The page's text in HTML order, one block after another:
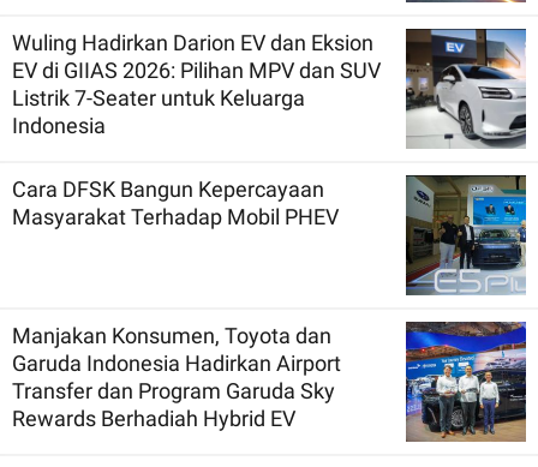
Wuling Hadirkan Darion EV dan Eksion
EV di GIIAS 2026: Pilihan MPV dan SUV
Listrik 7-Seater untuk Keluarga
Indonesia
Cara DFSK Bangun Kepercayaan
Masyarakat Terhadap Mobil PHEV
Manjakan Konsumen, Toyota dan
Garuda Indonesia Hadirkan Airport
Transfer dan Program Garuda Sky
Rewards Berhadiah Hybrid EV